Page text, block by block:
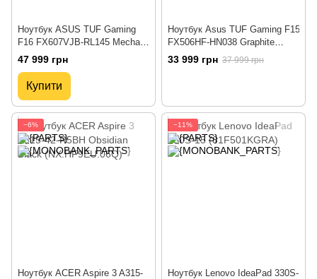
Ноутбук ASUS TUF Gaming
F16 FX607VJB-RL145 Mecha
Gray (90NR0MZ6-M008K0)
47 999 грн
Купити
Ноутбук Asus TUF Gaming F15
FX506HF-HN038 Graphite
Black (90NR0HB4-M00520)
33 999 грн 37 999 грн
−6%
Ноутбук ACER Aspire 3 A315-
−11%
Ноутбук Lenovo IdeaPad 330S-